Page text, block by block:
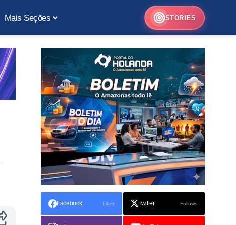
Mais Seções STORIES
Facebook Likes Twitter Follows